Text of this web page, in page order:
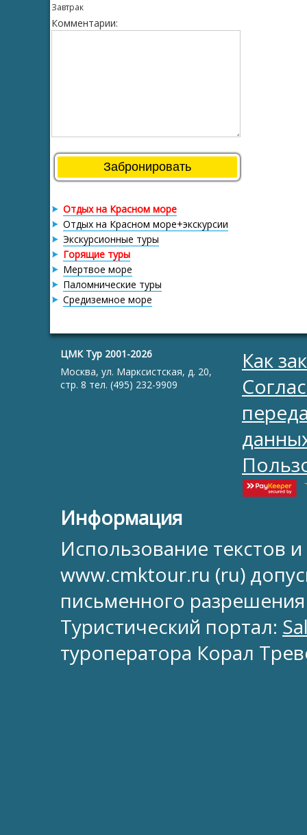
Завтрак
Комментарии:
Отдых на Красном море
Отдых на Красном море+экскурсии
Экскурсионные туры
Горящие туры
Мертвое море
Паломнические туры
Средиземное море
ЦМК Тур 2001-2026
Москва, ул. Марксистская, д. 20,
стр. 8 тел. (495) 232-9909
Как
Информация
Использование текстов
www.cmktour.ru (ru)
письменного
Туристический портал:
туроператора Корал